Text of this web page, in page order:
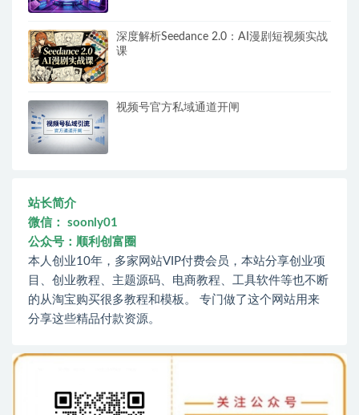
深度解析Seedance 2.0：AI漫剧短视频实战
课
视频号官方私域通道开闸
站长简介
微信： soonly01
公众号：顺利创富圈
本人创业10年，多家网站VIP付费会员，本站分享创业项
目、创业教程、主题源码、电商教程、工具软件等也不断
的从淘宝购买很多教程和模板。 专门做了这个网站用来
分享这些精品付款资源。